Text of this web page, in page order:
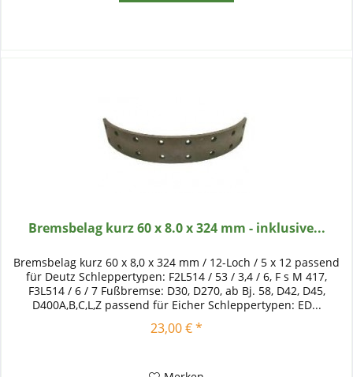
Bremsbelag kurz 60 x 8.0 x 324 mm - inklusive...
Bremsbelag kurz 60 x 8,0 x 324 mm / 12-Loch / 5 x 12 passend
für Deutz Schleppertypen: F2L514 / 53 / 3,4 / 6, F s M 417,
F3L514 / 6 / 7 Fußbremse: D30, D270, ab Bj. 58, D42, D45,
D400A,B,C,L,Z passend für Eicher Schleppertypen: ED...
23,00 € *